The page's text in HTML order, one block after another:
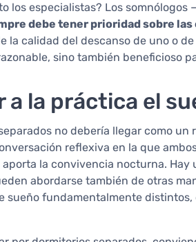
los especialistas? Los
debe tener prioridad sobre
la calidad del descanso de uno o
sino también beneficioso
a la práctica el
no debería llegar como
reflexiva en la que
la convivencia nocturna.
abordarse también de otras
sueño fundamentalmente